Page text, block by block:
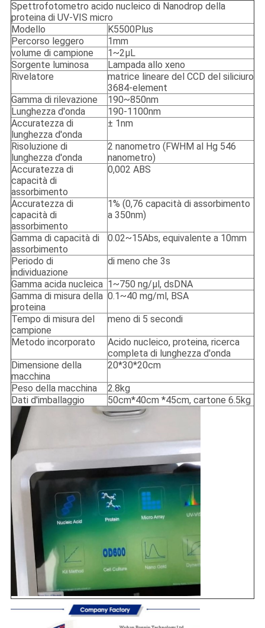
Spettrofotometro acido nucleico di Nanodrop della
proteina di UV-VIS micro
Modello
K5500Plus
Percorso leggero
1mm
volume di campione
1~2μL
Sorgente luminosa
Lampada allo xeno
Rivelatore
matrice lineare del CCD del siliciuro
3684-element
Gamma di rilevazione
190~850nm
Lunghezza d'onda
190-1100nm
Accuratezza di
lunghezza d'onda
± 1nm
Risoluzione di
lunghezza d'onda
2 nanometro (FWHM al Hg 546
nanometro)
Accuratezza di
capacità di
assorbimento
0,002 ABS
Accuratezza di
capacità di
assorbimento
1% (0,76 capacità di assorbimento
a 350nm)
Gamma di capacità di
assorbimento
0.02~15Abs, equivalente a 10mm
Periodo di
individuazione
di meno che 3s
Gamma acida nucleica 1~750 ng/μl, dsDNA
Gamma di misura della
proteina
0.1~40 mg/ml, BSA
Tempo di misura del
campione
meno di 5 secondi
Metodo incorporato
Acido nucleico, proteina, ricerca
completa di lunghezza d'onda
Dimensione della
macchina
20*30*20cm
Peso della macchina
2.8kg
Dati d'imballaggio
50cm*40cm *45cm, cartone 6.5kg